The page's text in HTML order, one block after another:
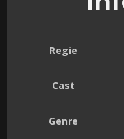
Regie
Cast
Genre